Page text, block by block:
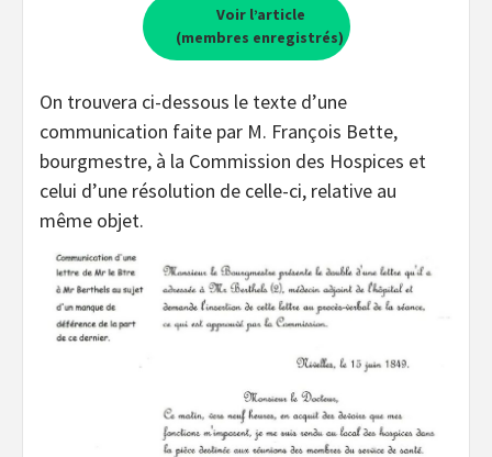
Voir l’article
(membres enregistrés)
On trouvera ci-dessous le texte d’une
communication faite par M. François Bette,
bourgmestre, à la Commission des Hospices et
celui d’une résolution de celle-ci, relative au
même objet.